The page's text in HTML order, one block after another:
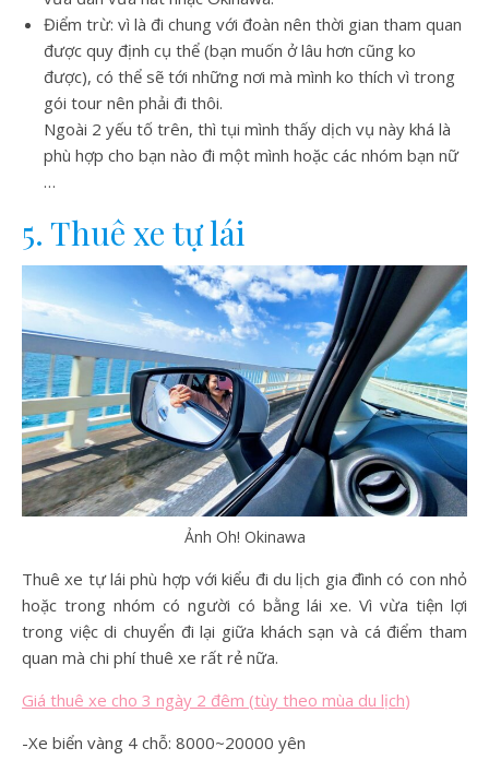
Điểm trừ: vì là đi chung với đoàn nên thời gian tham quan
được quy định cụ thể (bạn muốn ở lâu hơn cũng ko
được), có thể sẽ tới những nơi mà mình ko thích vì trong
gói tour nên phải đi thôi.
Ngoài 2 yếu tố trên, thì tụi mình thấy dịch vụ này khá là
phù hợp cho bạn nào đi một mình hoặc các nhóm bạn nữ
…
5. Thuê xe tự lái
Ảnh Oh! Okinawa
Thuê xe tự lái phù hợp với kiểu đi du lịch gia đình có con nhỏ
hoặc trong nhóm có người có bằng lái xe. Vì vừa tiện lợi
trong việc di chuyển đi lại giữa khách sạn và cá điểm tham
quan mà chi phí thuê xe rất rẻ nữa.
Giá thuê xe cho 3 ngày 2 đêm (tùy theo mùa du lịch)
-Xe biển vàng 4 chỗ: 8000~20000 yên